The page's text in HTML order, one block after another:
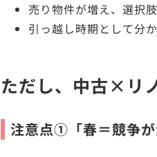
売り物件が増え、選択
引っ越し時期として分
ただし、中古×リ
注意点①「春＝競争が